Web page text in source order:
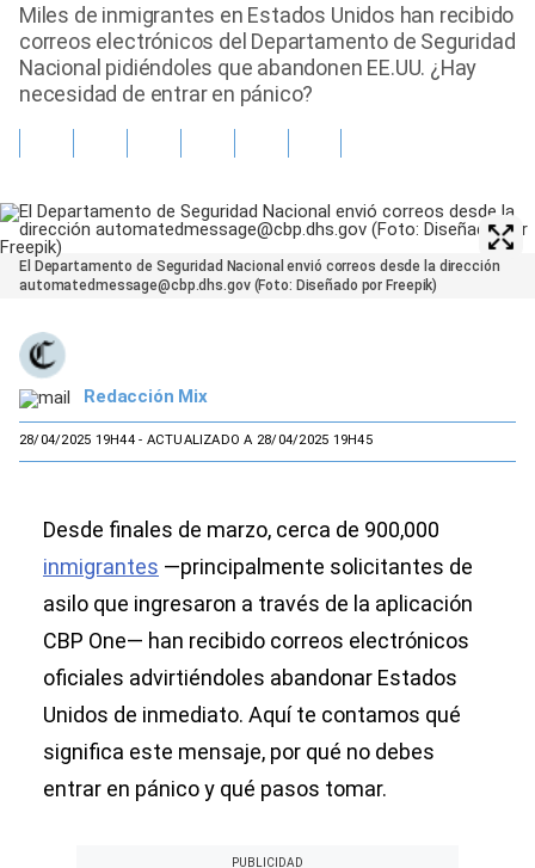
Tendencias Mix
Sports
Miles de inmigrantes en Estados Unidos han recibido
correos electrónicos del Departamento de Seguridad
Nacional pidiéndoles que abandonen EE.UU. ¿Hay
necesidad de entrar en pánico?
El Departamento de Seguridad Nacional envió correos desde la dirección
automatedmessage@cbp.dhs.gov (Foto: Diseñado por Freepik)
Redacción Mix
28/04/2025 19H44- ACTUALIZADO A 28/04/2025 19H45
Desde finales de marzo, cerca de 900,000
inmigrantes —principalmente solicitantes de
asilo que ingresaron a través de la aplicación
CBP One— han recibido correos electrónicos
oficiales advirtiéndoles abandonar Estados
Unidos de inmediato. Aquí te contamos qué
significa este mensaje, por qué no debes
entrar en pánico y qué pasos tomar.